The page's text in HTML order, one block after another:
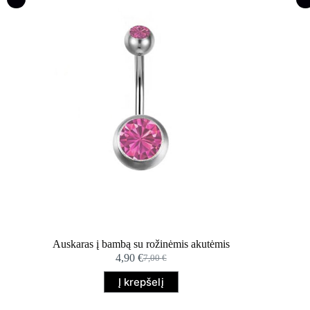
Auskaras į bambą su rožinėmis akutėmis
7,00€
Original
price
was:
4,90 €Current
price
is:
Į krepšelį